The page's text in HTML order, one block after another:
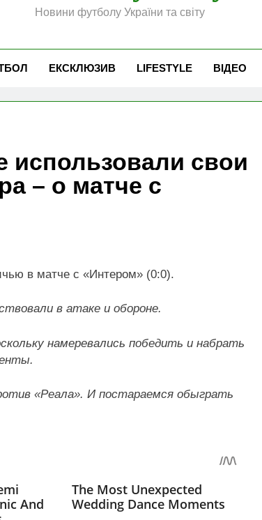
Новини футболу України та світу
ЕКСКЛЮЗИВ LIFESTYLE ВІДЕО
использовали свои
– о матче с
в матче с «Интером» (0:0).
в атаке и обороне.
намеревались победить и набрать
«Реала». И постараемся обыграть